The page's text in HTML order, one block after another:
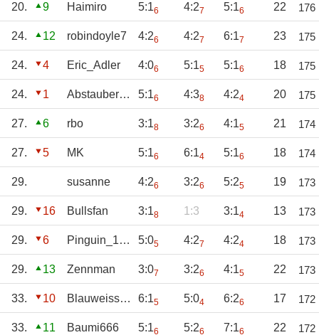
20. 9 Haimiro 5:16 4:27 5:16 22 176
24. 12 robindoyle7 4:26 4:27 6:17 23 175
24. 4 Eric_Adler 4:06 5:15 5:16 18 175
24. 1 Abstauber01 5:16 4:38 4:24 20 175
27. 6 rbo 3:18 3:26 4:15 21 174
27. 5 MK 5:16 6:14 5:16 18 174
29. susanne 4:26 3:26 5:25 19 173
29. 16 Bullsfan 3:18 1:3 3:14 13 173
29. 6 Pinguin_1970 5:05 4:27 4:24 18 173
29. 13 Zennman 3:07 3:26 4:15 22 173
33. 10 Blauweisslotti 6:15 5:04 6:26 17 172
33. 11 Baumi666 5:16 5:26 7:16 22 172